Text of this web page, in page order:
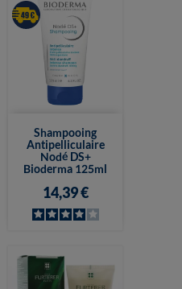
Shampooing
Antipelliculaire
Nodé DS+
Bioderma 125ml
14,39 €